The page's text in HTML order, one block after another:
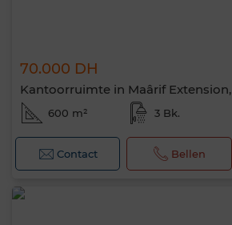
70.000 DH
Kantoorruimte in Maârif
600 m² 3 Bk.
Contact Bellen